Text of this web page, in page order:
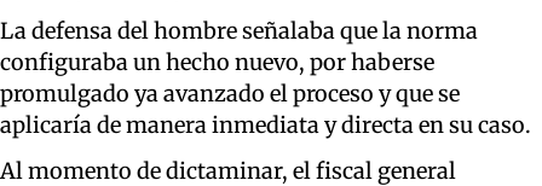
La defensa del hombre señalaba que la norma
configuraba un hecho nuevo, por haberse
promulgado ya avanzado el proceso y que se
aplicaría de manera inmediata y directa en su caso.
Al momento de dictaminar, el fiscal general